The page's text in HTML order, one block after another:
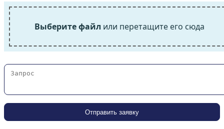
Выберите файл или перетащите его сюда